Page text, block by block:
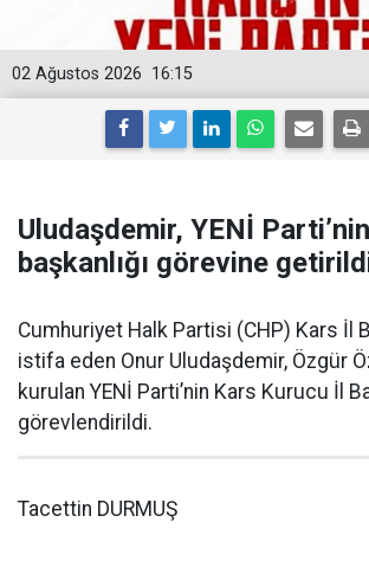
16:15
02 Ağustos 2026
Uludaşdemir, YENİ
başkanlığı görevine
Cumhuriyet Halk Partisi (CHP) Kars İl
istifa eden Onur Uludaşdemir, Özgür
kurulan YENİ Parti’nin Kars Kurucu İl
görevlendirildi.
Tacettin DURMUŞ